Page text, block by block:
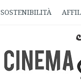
SOSTENIBILITÀ